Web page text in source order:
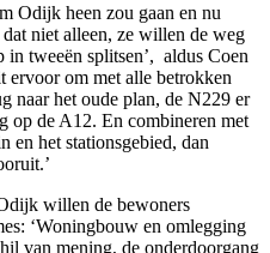
Odijk heen zou gaan en nu
niet alleen, ze willen de weg
in tweeën splitsen’, aldus Coen
om met alle betrokken
naar het oude plan, de N229 er
op de A12. En combineren met
en het stationsgebied, dan
willen de bewoners
‘Woningbouw en omlegging
van mening, de onderdoorgang